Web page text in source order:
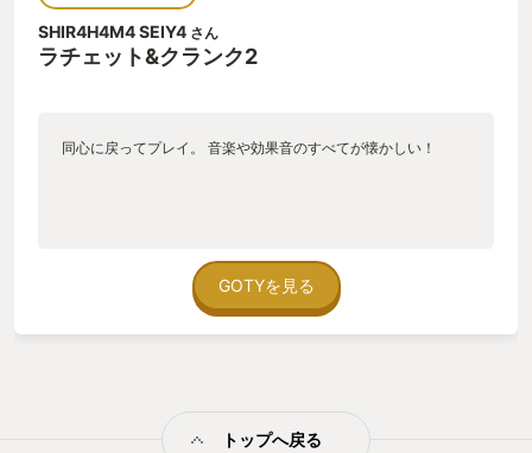
SHIR4H4M4 SEIY4 さん
ラチェット&クランク2
同心に戻ってプレイ。 音楽や効果音のすべてが懐かしい！
GOTYを見る
トップへ戻る